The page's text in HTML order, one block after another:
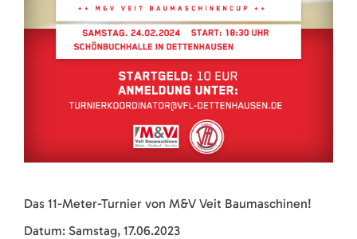
Das 11-Meter-Turnier von M&V Veit Baumaschinen!
Datum: Samstag, 17.06.2023